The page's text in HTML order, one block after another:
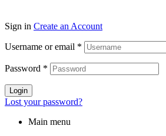
Sign in Create an Account
Username or email *
Password *
Login
Lost your password?
Main menu